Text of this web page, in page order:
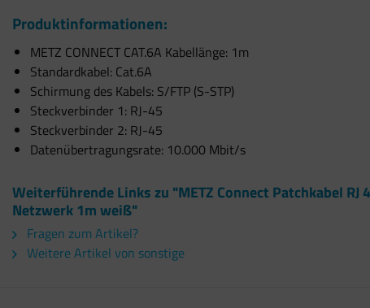
Produktinformationen:
METZ CONNECT CAT.6A Kabellänge: 1m
Standardkabel: Cat.6A
Schirmung des Kabels: S/FTP (S-STP)
Steckverbinder 1: RJ-45
Steckverbinder 2: RJ-45
Datenübertragungsrate: 10.000 Mbit/s
Weiterführende Links zu "METZ Connect Patchkabel
Netzwerk 1m weiß"
Fragen zum Artikel?
Weitere Artikel von sonstige